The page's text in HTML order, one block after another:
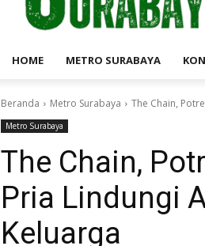
HOME METRO SURABAYA
Beranda Metro Surabaya The Chain,
Metro Surabaya
The Chain,
Pria Lindungi
Keluarga